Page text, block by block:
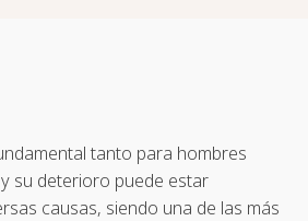
tanto para hombres
su deterioro puede estar
causas, siendo una de las más